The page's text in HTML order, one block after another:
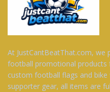
At JustCantBeatThat.com, we
football promotional products
custom football flags and
supporter gear, all items are